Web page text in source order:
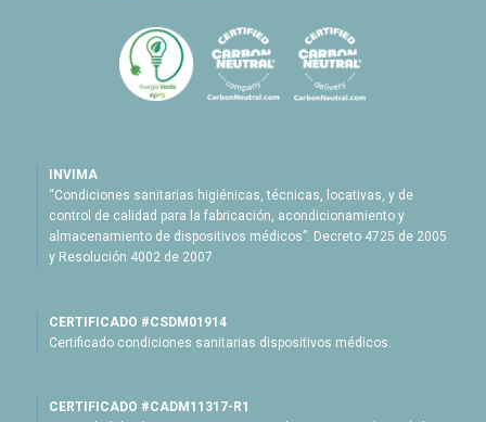
INVIMA
“Condiciones sanitarias higiénicas, técnicas, locativas, y de
control de calidad para la fabricación, acondicionamiento y
almacenamiento de dispositivos médicos”. Decreto 4725 de 2005
y Resolución 4002 de 2007
CERTIFICADO #CSDM01914
Certificado condiciones sanitarias dispositivos médicos.
CERTIFICADO #CADM11317-R1